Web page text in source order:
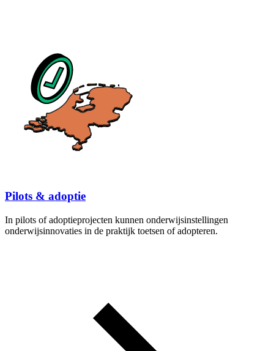
Pilots & adoptie
In pilots of adoptieprojecten kunnen onderwijsinstellingen
onderwijsinnovaties in de praktijk toetsen of adopteren.